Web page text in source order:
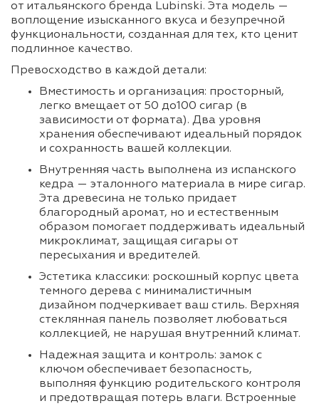
от итальянского бренда Lubinski. Эта модель —
воплощение изысканного вкуса и безупречной
функциональности, созданная для тех, кто ценит
подлинное качество.
Превосходство в каждой детали:
Вместимость и организация: просторный,
легко вмещает от 50 до100 сигар (в
зависимости от формата). Два уровня
хранения обеспечивают идеальный порядок
и сохранность вашей коллекции.
Внутренняя часть выполнена из испанского
кедра — эталонного материала в мире сигар.
Эта древесина не только придает
благородный аромат, но и естественным
образом помогает поддерживать идеальный
микроклимат, защищая сигары от
пересыхания и вредителей.
Эстетика классики: роскошный корпус цвета
темного дерева с минималистичным
дизайном подчеркивает ваш стиль. Верхняя
стеклянная панель позволяет любоваться
коллекцией, не нарушая внутренний климат.
Надежная защита и контроль: замок с
ключом обеспечивает безопасность,
выполняя функцию родительского контроля
и предотвращая потерь влаги. Встроенные